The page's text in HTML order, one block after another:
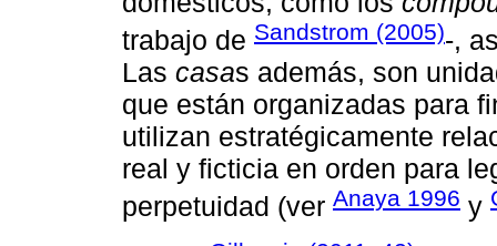
trabajo de Sandstrom (2005)-,
Las casas además, son
que están organizadas para
utilizan estratégicamente
real y ficticia en orden para
perpetuidad (ver Anaya 1996 y